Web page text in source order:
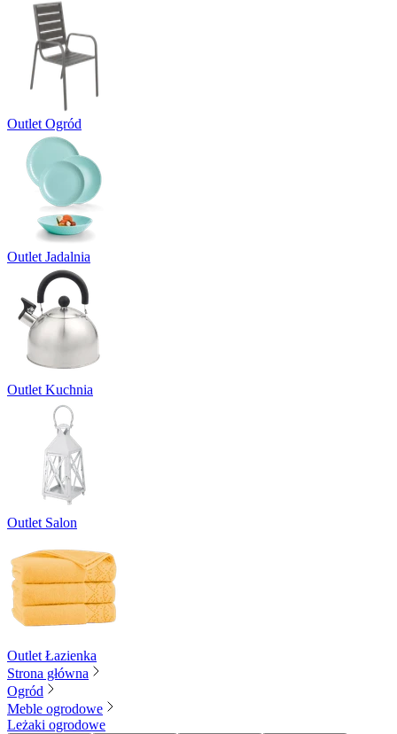
Outlet Ogród
Outlet Jadalnia
Outlet Kuchnia
Outlet Salon
Outlet Łazienka
Strona główna
Ogród
Meble ogrodowe
Leżaki ogrodowe